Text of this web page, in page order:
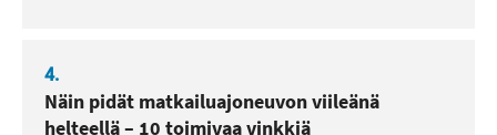
4.
Näin pidät matkailuajoneuvon viileänä
helteellä – 10 toimivaa vinkkiä